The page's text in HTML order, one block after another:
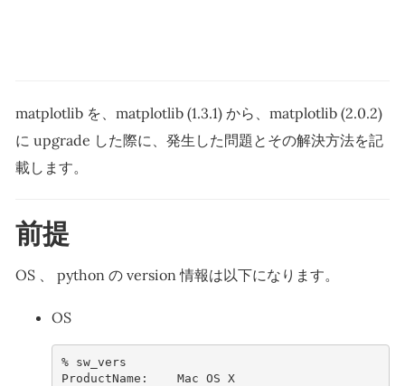
matplotlib を、matplotlib (1.3.1) から、matplotlib (2.0.2)
に upgrade した際に、発生した問題とその解決方法を記
載します。
前提
OS 、 python の version 情報は以下になります。
OS
% sw_vers
ProductName:    Mac OS X